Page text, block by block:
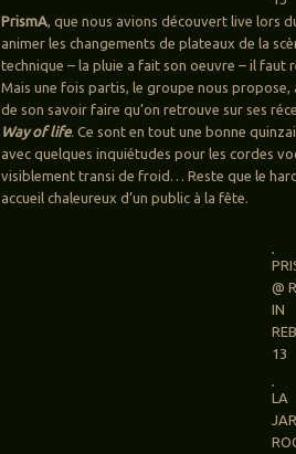
PrismA, que nous avions découvert live lors
animer les changements de plateaux de la
technique – la pluie a fait son oeuvre – il faut
Mais une fois partis, le groupe nous propose,
de son savoir faire qu’on retrouve sur ses
Way of life. Ce sont en tout une bonne
avec quelques inquiétudes pour les cordes
visiblement transi de froid… Reste que le
accueil chaleureux d’un public à la fête.
@
IN
13
LA